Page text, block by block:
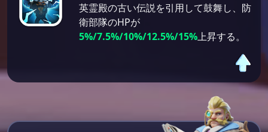
英霊殿の古い伝説を引用して鼓舞し、防
衛部隊のHPが
5%/7.5%/10%/12.5%/15%上昇する。